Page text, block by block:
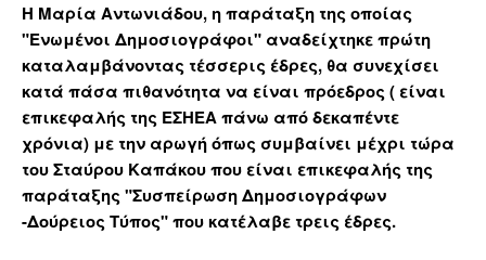
Η Μαρία Αντωνιάδου, η παράταξη της οποίας
"Ενωμένοι Δημοσιογράφοι" αναδείχτηκε πρώτη
καταλαμβάνοντας τέσσερις έδρες, θα συνεχίσει
κατά πάσα πιθανότητα να είναι πρόεδρος ( είναι
επικεφαλής της ΕΣΗΕΑ πάνω από δεκαπέντε
χρόνια) με την αρωγή όπως συμβαίνει μέχρι τώρα
του Σταύρου Καπάκου που είναι επικεφαλής της
παράταξης "Συσπείρωση Δημοσιογράφων
-Δούρειος Τύπος" που κατέλαβε τρεις έδρες.